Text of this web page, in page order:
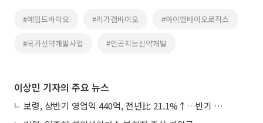
#에임드바이오 #리가켐바이오 #아이엠바이오로직스
#국가신약개발사업 #인공지능신약개발
이상민 기자의 주요 뉴스
보령, 상반기 영업익 440억, 전년比 21.1%↑…반기 역대 최대